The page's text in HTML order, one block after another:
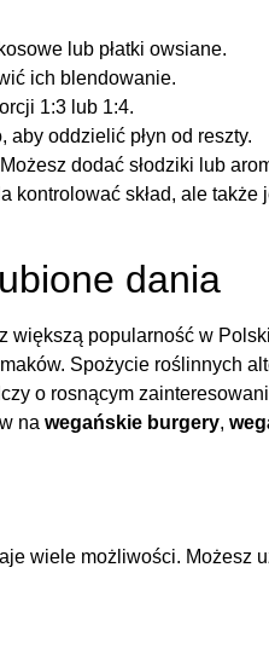
lub płatki owsiane.
ich blendowanie.
1:3 lub 1:4.
oddzielić płyn od reszty.
dodać słodziki lub
kontrolować skład, ale także
dania
większą popularność w
Spożycie roślinnych
o rosnącym
na wegańskie burgery,
wiele możliwości. Możesz